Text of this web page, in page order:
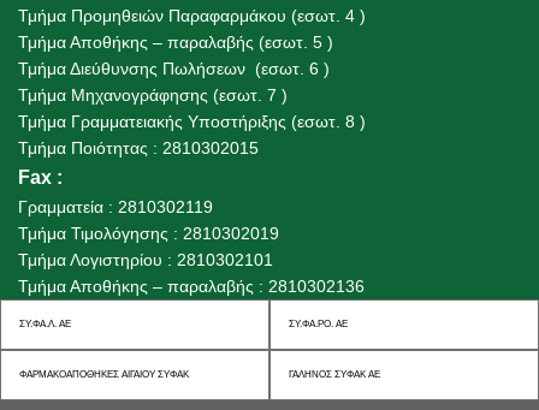
Τμήμα Προμηθειών Παραφαρμάκου (εσωτ. 4 )
Τμήμα Αποθήκης – παραλαβής (εσωτ. 5 )
Τμήμα Διεύθυνσης Πωλήσεων (εσωτ. 6 )
Τμήμα Μηχανογράφησης (εσωτ. 7 )
Τμήμα Γραμματειακής Υποστήριξης (εσωτ. 8 )
Τμήμα Ποιότητας : 2810302015
Fax :
Γραμματεία : 2810302119
Τμήμα Τιμολόγησης : 2810302019
Τμήμα Λογιστηρίου : 2810302101
Τμήμα Αποθήκης – παραλαβής : 2810302136
ΣΥ.ΦΑ.Λ. ΑΕ ΣΥ.ΦΑ.ΡΟ. ΑΕ
ΦΑΡΜΑΚΟΑΠΟΘΗΚΕΣ ΑΙΓΑΙΟΥ ΣΥΦΑΚ ΓΑΛΗΝΟΣ ΣΥΦΑΚ ΑΕ